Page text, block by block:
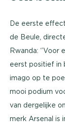
De eerste
de Beule,
Rwanda:
eerst positief in
imago op te
mooi podium
van dergelijke
merk Arsenal is